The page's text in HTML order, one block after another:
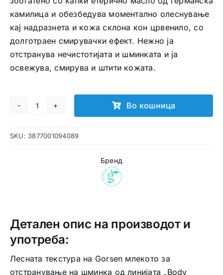
камилица и обезбедува моментално олеснување
кај надразнета и кожа склона кон црвенило, со
долготраен смирувачки ефект. Нежно ја
отстранува нечистотијата и шминката и ја
освежува, смирува и штити кожата.
Gorsen
за
Во кошница
SKU: 3877001094089
Бренд
Детален опис на производот и
употреба:
Лесната текстура на Gorsen млекото за
отстранување на шминка од линијата „Body